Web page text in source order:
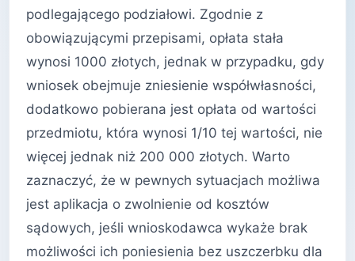
podlegającego podziałowi. Zgodnie z
obowiązującymi przepisami, opłata stała
wynosi 1000 złotych, jednak w przypadku, gdy
wniosek obejmuje zniesienie współwłasności,
dodatkowo pobierana jest opłata od wartości
przedmiotu, która wynosi 1/10 tej wartości, nie
więcej jednak niż 200 000 złotych. Warto
zaznaczyć, że w pewnych sytuacjach możliwa
jest aplikacja o zwolnienie od kosztów
sądowych, jeśli wnioskodawca wykaże brak
możliwości ich poniesienia bez uszczerbku dla